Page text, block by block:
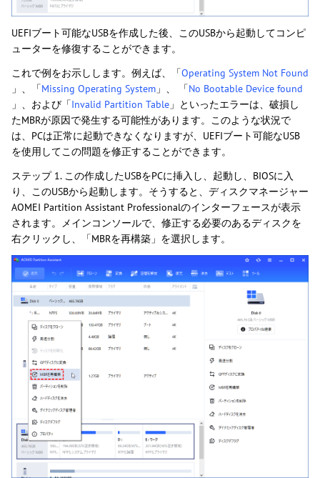
UEFIブート可能なUSBを作成した後、このUSBから起動してコンピ
ューターを修復することができます。
これで例をお示しします。例えば、「Operating System Not Found
」、「Missing Operating System 」、 「No Bootable Device found
」、および「Invalid Partition Table 」といったエラーは、破損し
たMBRが原因で発生する可能性があります。このような状況で
は、PCは正常に起動できなくなりますが、UEFIブート可能なUSB
を使用してこの問題を修正することができます。
ステップ 1. この作成したUSBをPCに挿入し、起動し、BIOSに入
り、このUSBから起動します。そうすると、ディスクマネージャー
AOMEI Partition Assistant Professionalのインターフェースが表示
されます。メインコンソールで、修正する必要のあるディスクを
右クリックし、「MBRを再構築」を選択します。